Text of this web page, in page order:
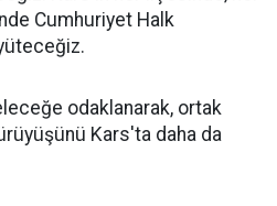
Cumhuriyet Halk
odaklanarak, ortak
Kars'ta daha da